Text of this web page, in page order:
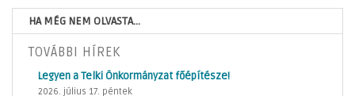
HA MÉG NEM OLVASTA...
TOVÁBBI HÍREK
Legyen a Telki Önkormányzat főépítésze!
2026. július 17. péntek